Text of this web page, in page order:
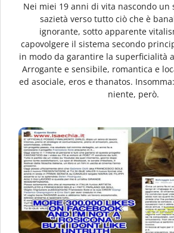
Nei miei 19 anni di vita nascondo un
sazietà verso tutto ciò che è
ignorante, sotto apparente
capovolgere il sistema secondo
in modo da garantire la superficialità
Arrogante e sensibile, romantica e
ed asociale, eros e thanatos.
niente, però.